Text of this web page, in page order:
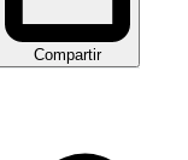
Compartir